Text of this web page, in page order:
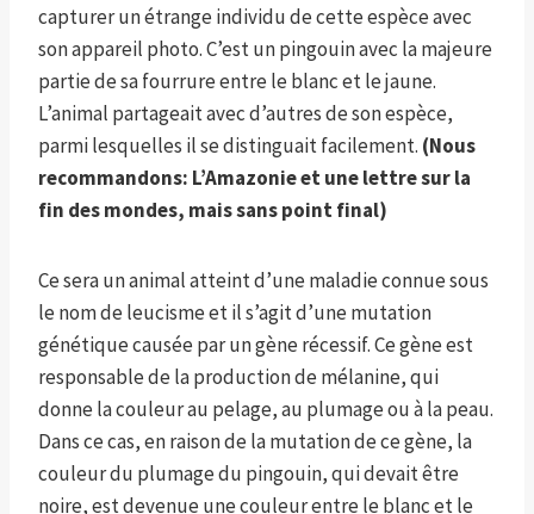
capturer un étrange individu de cette espèce avec
son appareil photo. C’est un pingouin avec la majeure
partie de sa fourrure entre le blanc et le jaune.
L’animal partageait avec d’autres de son espèce,
parmi lesquelles il se distinguait facilement. (Nous
recommandons: L’Amazonie et une lettre sur la
fin des mondes, mais sans point final)
Ce sera un animal atteint d’une maladie connue sous
le nom de leucisme et il s’agit d’une mutation
génétique causée par un gène récessif. Ce gène est
responsable de la production de mélanine, qui
donne la couleur au pelage, au plumage ou à la peau.
Dans ce cas, en raison de la mutation de ce gène, la
couleur du plumage du pingouin, qui devait être
noire, est devenue une couleur entre le blanc et le